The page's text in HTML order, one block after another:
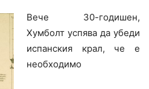
Вече 30-годишен,
Хумболт успява да убеди
испанския крал, че е
необходимо